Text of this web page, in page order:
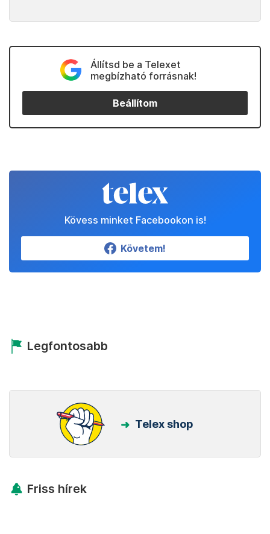
Állítsd be a Telexet
megbízható forrásnak!
Beállítom
Kövess minket Facebookon is!
Követem!
Legfontosabb
Telex shop
Friss hírek